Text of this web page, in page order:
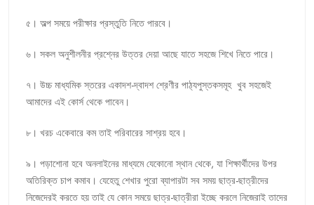
৫। অল্প সময়ে পরীক্ষার প্রস্তুতি নিতে পারবে।
৬। সকল অনুশীলনীর প্রশ্নের উত্তর দেয়া আছে যাতে সহজে শিখে নিতে পারে।
৭। উচ্চ মাধ্যমিক স্তরের একাদশ-দ্বাদশ শ্রেণীর পাঠ্যপুস্তকসমূহ খুব সহজেই
আমাদের এই কোর্স থেকে পাবেন।
৮। খরচ একেবারে কম তাই পরিবারের সাশ্রয় হবে।
৯। পড়াশোনা হবে অনলাইনের মাধ্যমে যেকোনো স্থান থেকে, যা শিক্ষার্থীদের উপর
অতিরিক্ত চাপ কমাব। যেহেতু শেখার পুরো ব্যাপারটা সব সময় ছাত্র-ছাত্রীদের
নিজেদেরই করতে হয় তাই যে কোন সময়ে ছাত্র-ছাত্রীরা ইচ্ছে করলে নিজেরাই তাদের